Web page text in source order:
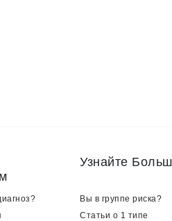
Узнайте
Вы в группе риска?
Статьи о 1 типе